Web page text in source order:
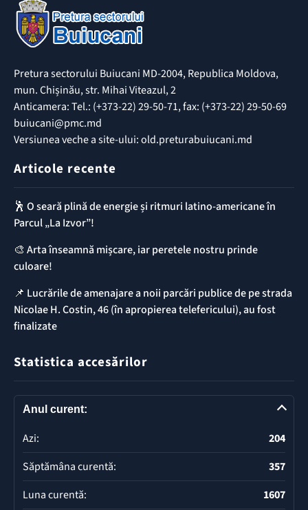
Pretura sectorului Buiucani MD-2004, Republica Moldova,
mun. Chișinău, str. Mihai Viteazul, 2
Anticamera: Tel.: (+373-22) 29-50-71, fax: (+373-22) 29-50-69
buiucani@pmc.md
Versiunea veche a site-ului: old.preturabuiucani.md
Articole recente
🕺 O seară plină de energie și ritmuri latino-americane în
Parcul „La Izvor”!
🎨 Arta înseamnă mișcare, iar peretele nostru prinde
culoare!
📌 ​Lucrările de amenajare a noii parcări publice de pe strada
Nicolae H. Costin, 46 (în apropierea telefericului), au fost
finalizate
Statistica accesărilor
Anul curent:
Azi:
204
Săptămâna curentă:
357
Luna curentă:
1607